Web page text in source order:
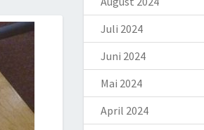
Juli 2024
Juni 2024
Mai 2024
April 2024